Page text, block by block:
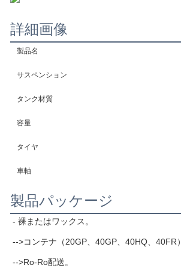
詳細画像
製品名
サスペンション
タンク材質
容量
タイヤ
車軸
製品パッケージ
- 裸またはワックス。
-->コンテナ（20GP、40GP、40HQ、40FR
-->Ro-Ro配送。